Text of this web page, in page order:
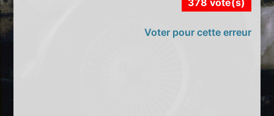
378 vote(s)
Voter pour cette erreur